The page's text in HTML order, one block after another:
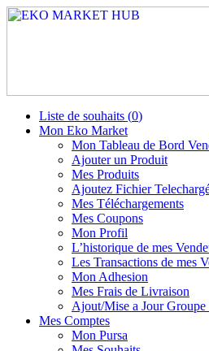
Liste de souhaits (0)
Mon Eko Market
Mon Tableau de Bord
Ajouter un Produit
Mes Produits
Ajoutez Fichier
Mes Téléchargements
Mes Coupons
Mon Profil
L’historique de mes
Les Transactions de mes
Mon Adhesion
Mes Frais de Livraison
Ajout/Mise a Jour Groupe
Mes Comptes
Mon Pursa